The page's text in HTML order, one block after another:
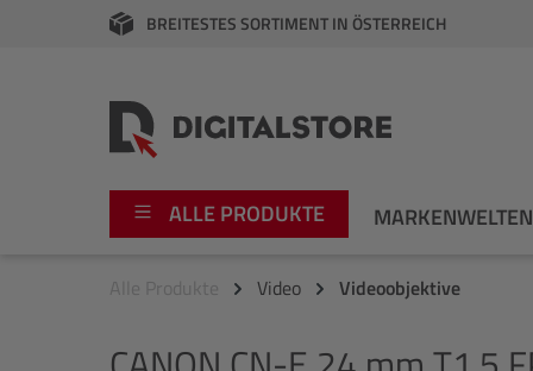
Zur Hauptnavigation springen
BREITESTES SORTIMENT IN ÖSTERREICH
ALLE PRODUKTE MARKENWELTEN
Alle Produkte Video Videoobjektive